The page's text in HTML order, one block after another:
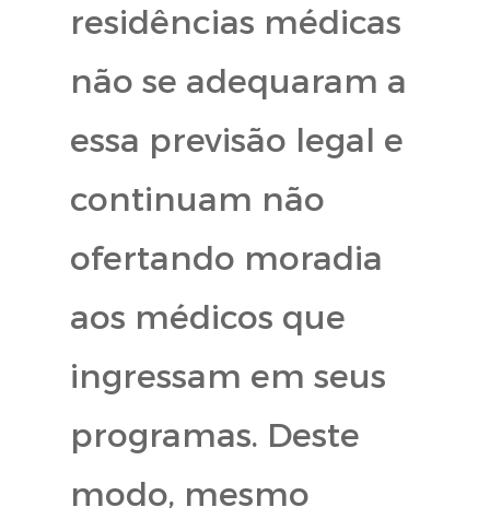
residências médicas
não se adequaram a
essa previsão legal e
continuam não
ofertando moradia
aos médicos que
ingressam em seus
programas. Deste
modo, mesmo